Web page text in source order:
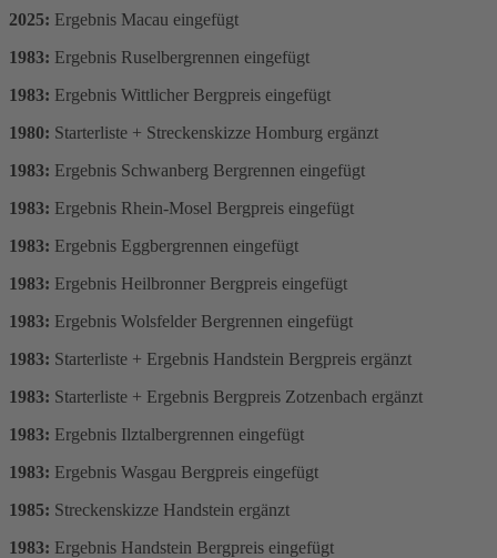
2025: Ergebnis Macau eingefügt
1983: Ergebnis Ruselbergrennen eingefügt
1983: Ergebnis Wittlicher Bergpreis eingefügt
1980: Starterliste + Streckenskizze Homburg ergänzt
1983: Ergebnis Schwanberg Bergrennen eingefügt
1983: Ergebnis Rhein-Mosel Bergpreis eingefügt
1983: Ergebnis Eggbergrennen eingefügt
1983: Ergebnis Heilbronner Bergpreis eingefügt
1983: Ergebnis Wolsfelder Bergrennen eingefügt
1983: Starterliste + Ergebnis Handstein Bergpreis ergänzt
1983: Starterliste + Ergebnis Bergpreis Zotzenbach ergänzt
1983: Ergebnis Ilztalbergrennen eingefügt
1983: Ergebnis Wasgau Bergpreis eingefügt
1985: Streckenskizze Handstein ergänzt
1983: Ergebnis Handstein Bergpreis eingefügt